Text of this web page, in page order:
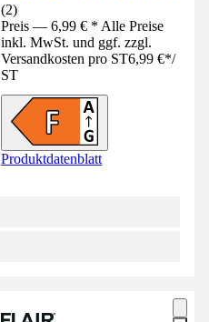
(2)
Preis — 6,99 € * Alle Preise
inkl. MwSt. und ggf. zzgl.
Versandkosten pro ST6,99 €*/
ST
Produktdatenblatt